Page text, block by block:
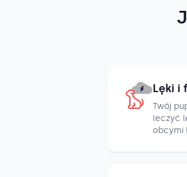
Lęki i
Twój
leczyć
obcymi